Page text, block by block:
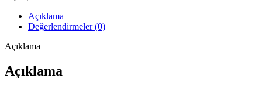
Açıklama
Değerlendirmeler (0)
Açıklama
Açıklama